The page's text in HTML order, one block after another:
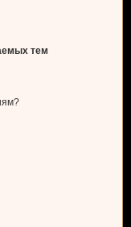
тем